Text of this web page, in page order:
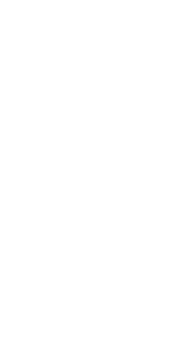
de febrero, la
2021, cuando se
por mejorar la
modelo en red,
referencia, el
Regional de
Desde los centros
oncología
llamadas al día de
consultas al año.
cualquier hora del
tratamientos u